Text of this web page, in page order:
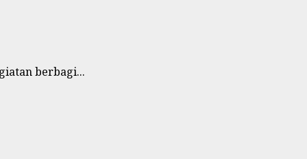
berbagi...